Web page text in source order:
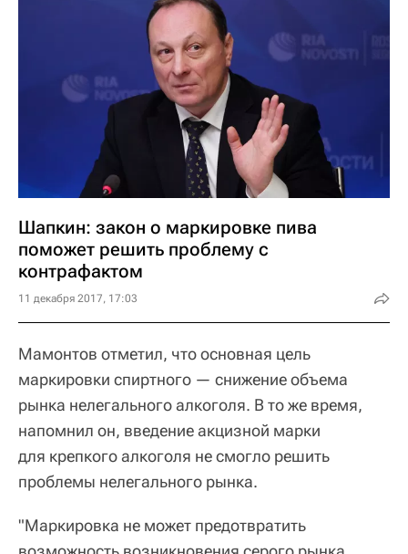
Шапкин: закон о маркировке пива
поможет решить проблему с
контрафактом
11 декабря 2017, 17:03
Мамонтов отметил, что основная цель
маркировки спиртного — снижение объема
рынка нелегального алкоголя. В то же время,
напомнил он, введение акцизной марки
для крепкого алкоголя не смогло решить
проблемы нелегального рынка.
"Маркировка не может предотвратить